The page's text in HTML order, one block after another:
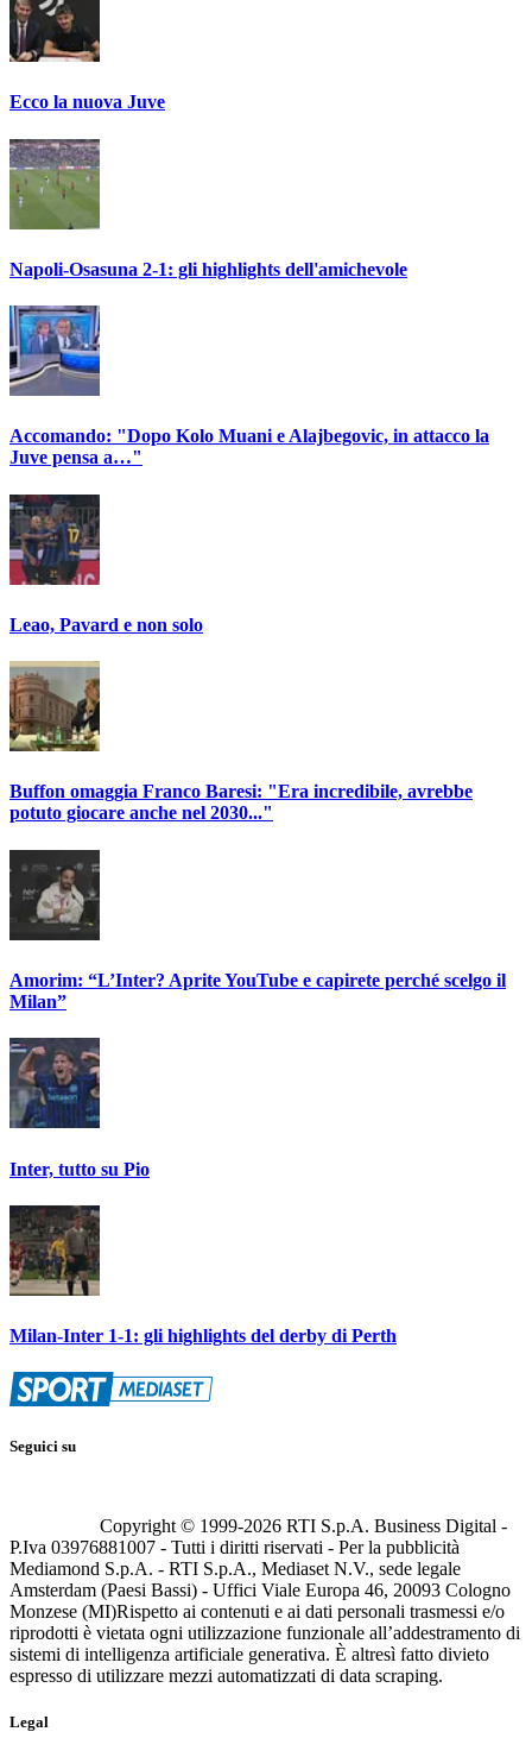
Ecco la nuova Juve
Napoli-Osasuna 2-1: gli highlights dell'amichevole
Accomando: "Dopo Kolo Muani e Alajbegovic, in attacco la
Juve pensa a…"
Leao, Pavard e non solo
Buffon omaggia Franco Baresi: "Era incredibile, avrebbe
potuto giocare anche nel 2030..."
Amorim: “L’Inter? Aprite YouTube e capirete perché scelgo il
Milan”
Inter, tutto su Pio
Milan-Inter 1-1: gli highlights del derby di Perth
Seguici su
Copyright © 1999-2026 RTI S.p.A. Business Digital -
P.Iva 03976881007 - Tutti i diritti riservati - Per la pubblicità
Mediamond S.p.A. - RTI S.p.A., Mediaset N.V., sede legale
Amsterdam (Paesi Bassi) - Uffici Viale Europa 46, 20093 Cologno
Monzese (MI)Rispetto ai contenuti e ai dati personali trasmessi e/o
riprodotti è vietata ogni utilizzazione funzionale all’addestramento di
sistemi di intelligenza artificiale generativa. È altresì fatto divieto
espresso di utilizzare mezzi automatizzati di data scraping.
Legal